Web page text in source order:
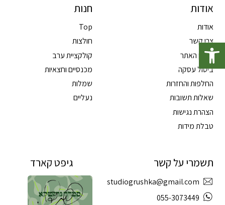
פתח סרגל נגישות
אודות
אודות
צרו קשר
תקנון האתר
ביטול עסקה
החלפות והחזרות
שאלות תשובות
הצהרת נגישות
טבלת מידות
חנות
Top
חולצות
קולקציית ערב
מכנסיים וחצאיות
שמלות
נעליים
תשמרי על קשר
studiogrushka@gmail.com
055-3073449
גיפט קארד